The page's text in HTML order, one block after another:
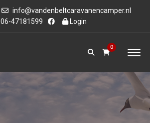
info@vandenbeltcaravanencamper.nl
06-47181599
Login
0